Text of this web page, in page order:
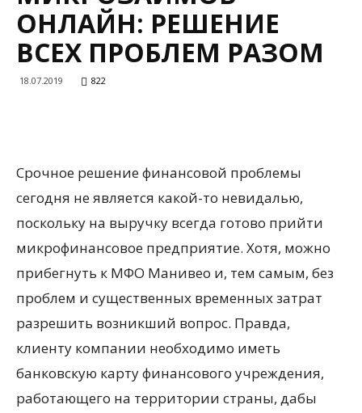
ОНЛАЙН: РЕШЕНИЕ
ВСЕХ ПРОБЛЕМ РАЗОМ
18.07.2019 822
Срочное решение финансовой проблемы
сегодня не является какой-то невидалью,
поскольку на выручку всегда готово прийти
микрофинансовое предприятие. Хотя, можно
прибегнуть к МФО Манивео и, тем самым, без
проблем и существенных временных затрат
разрешить возникший вопрос. Правда,
клиенту компании необходимо иметь
банковскую карту финансового учреждения,
работающего на территории страны, дабы